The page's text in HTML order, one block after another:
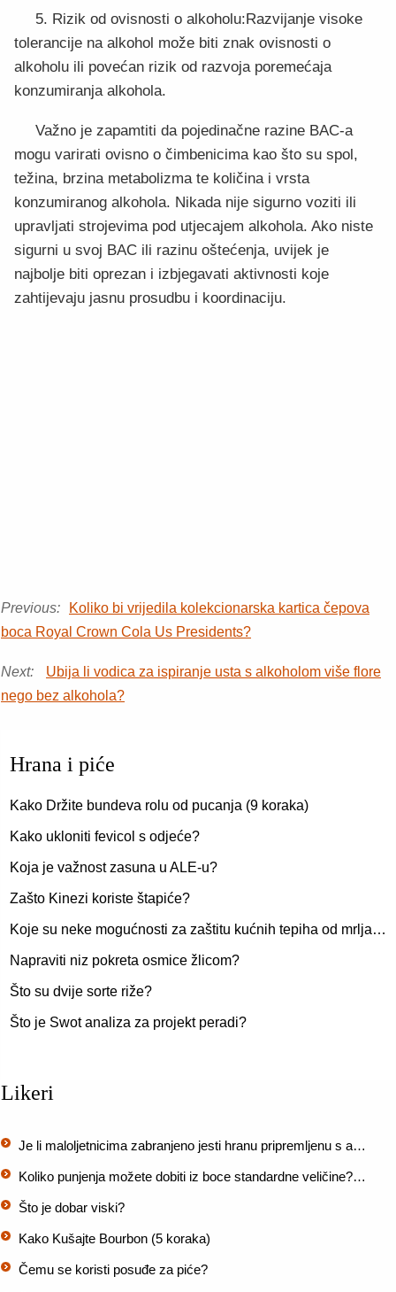
5. Rizik od ovisnosti o alkoholu:Razvijanje visoke
tolerancije na alkohol može biti znak ovisnosti o
alkoholu ili povećan rizik od razvoja poremećaja
konzumiranja alkohola.
Važno je zapamtiti da pojedinačne razine BAC-a
mogu varirati ovisno o čimbenicima kao što su spol,
težina, brzina metabolizma te količina i vrsta
konzumiranog alkohola. Nikada nije sigurno voziti ili
upravljati strojevima pod utjecajem alkohola. Ako niste
sigurni u svoj BAC ili razinu oštećenja, uvijek je
najbolje biti oprezan i izbjegavati aktivnosti koje
zahtijevaju jasnu prosudbu i koordinaciju.
Previous:
Koliko bi vrijedila kolekcionarska kartica čepova
boca Royal Crown Cola Us Presidents?
Next:
Ubija li vodica za ispiranje usta s alkoholom više flore
nego bez alkohola?
Hrana i piće
Kako Držite bundeva rolu od pucanja (9 koraka)
Kako ukloniti fevicol s odjeće?
Koja je važnost zasuna u ALE-u?
Zašto Kinezi koriste štapiće?
Koje su neke mogućnosti za zaštitu kućnih tepiha od mrlja…
Napraviti niz pokreta osmice žlicom?
Što su dvije sorte riže?
Što je Swot analiza za projekt peradi?
Likeri
Je li maloljetnicima zabranjeno jesti hranu pripremljenu s a…
Koliko punjenja možete dobiti iz boce standardne veličine?…
Što je dobar viski?
Kako Kušajte Bourbon (5 koraka)
Čemu se koristi posuđe za piće?